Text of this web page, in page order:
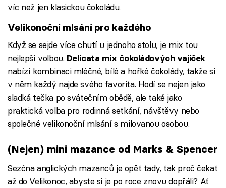
víc než jen klasickou čokoládu.
Velikonoční mlsání pro každého
Když se sejde více chutí u jednoho stolu, je mix tou
nejlepší volbou. Delicata mix čokoládových vajíček
nabízí kombinaci mléčné, bílé a hořké čokolády, takže si
v něm každý najde svého favorita. Hodí se nejen jako
sladká tečka po svátečním obědě, ale také jako
praktická volba pro rodinná setkání, návštěvy nebo
společné velikonoční mlsání s milovanou osobou.
(Nejen) mini mazance od Marks & Spencer
Sezóna anglických mazanců je opět tady, tak proč čekat
až do Velikonoc, abyste si je po roce znovu dopřáli? Ať